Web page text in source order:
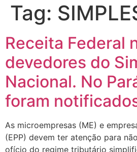
Tag:
Receita Federal
devedores do
Nacional. No
foram
As microempresas (ME) e
(EPP) devem ter atenção para
ofício do regime tributário